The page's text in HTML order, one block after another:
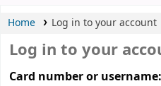
Home Log in to your account
Log in to your
Card number or username: